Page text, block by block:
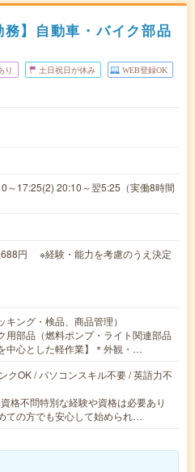
務】自動車・バイク部品
り 土日祝日が休み WEB登録OK
～17:25(2) 20:10～翌5:25（実働8時間
円 ※経験・能力を考慮のうえ決定
ング・検品、商品管理）
用部品（燃料ポンプ・ライト関連部品
中心とした軽作業】＊外観・…
クOK / パソコンスキル不要 / 英語力不
格不問特別な経験や資格は必要あり
ての方でも安心して始められ…